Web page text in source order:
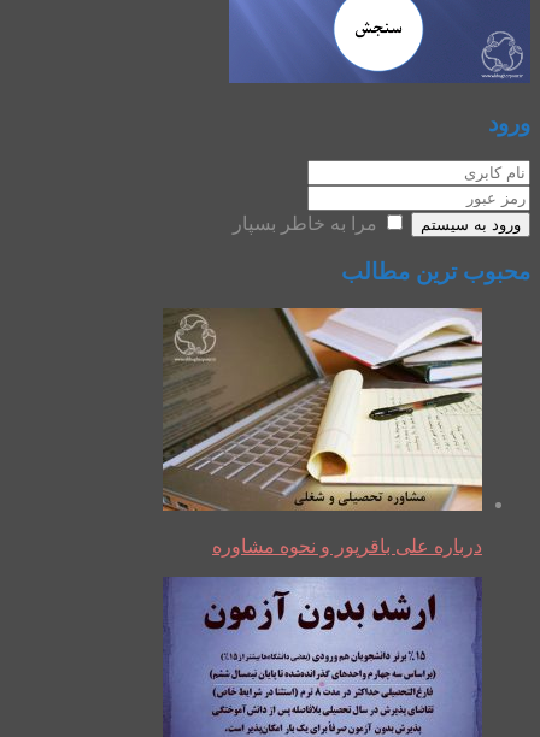
ورود
ورود به سیستم مرا به خاطر بسپار
محبوب ترین مطالب
درباره علی باقرپور و نحوه مشاوره